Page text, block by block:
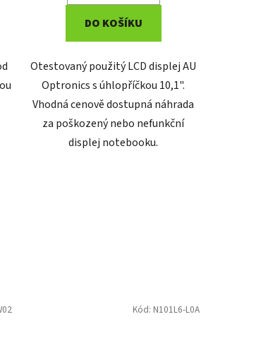
DO KOŠÍKU
Otestovaný použitý LCD displej AU
Optronics s úhlopříčkou 10,1".
Vhodná cenově dostupná náhrada
za poškozený nebo nefunkční
displej notebooku.
Kód: N101L6-L0A